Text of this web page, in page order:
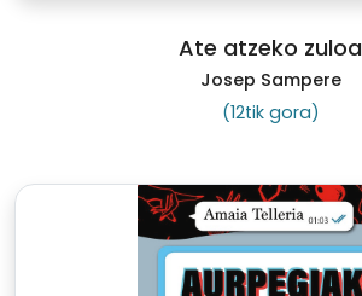
Ate atzeko zuloa
Josep Sampere
(12tik gora)